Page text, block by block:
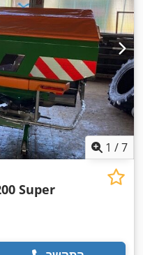
1 /7
Super